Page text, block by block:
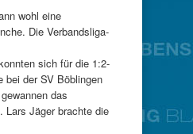
wohl eine
Die Verbandsliga-
sich für die 1:2-
bei der SV Böblingen
das
Lars Jäger brachte die